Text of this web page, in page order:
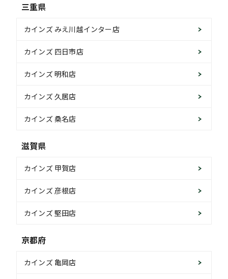
三重県
カインズ みえ川越インター店
カインズ 四日市店
カインズ 明和店
カインズ 久居店
カインズ 桑名店
滋賀県
カインズ 甲賀店
カインズ 彦根店
カインズ 堅田店
京都府
カインズ 亀岡店